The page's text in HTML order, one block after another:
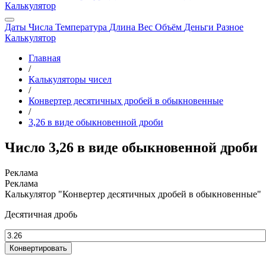
Калькулятор
Даты Числа Температура Длина Вес Объём Деньги Разное
Калькулятор
Главная
/
Калькуляторы чисел
/
Конвертер десятичных дробей в обыкновенные
/
3,26 в виде обыкновенной дроби
Число 3,26 в виде обыкновенной дроби
Калькулятор "Конвертер десятичных дробей в обыкновенные"
Десятичная дробь
Конвертировать